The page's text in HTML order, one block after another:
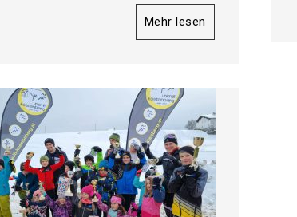
Mehr lesen